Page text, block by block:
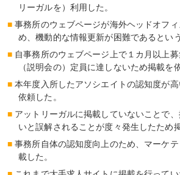
リーガルを）利用した。
事務所のウェブページが海外ヘッドオフ
め、機動的な情報更新が困難であるとい
自事務所のウェブページ上で１カ月以上募
（説明会の）定員に達しないため掲載を
本年度入所したアソシエイトの認知度が
依頼した。
アットリーガルに掲載していないことで
いと誤解されることが度々発生したため
事務所自体の認知度向上のため、マーケ
載した。